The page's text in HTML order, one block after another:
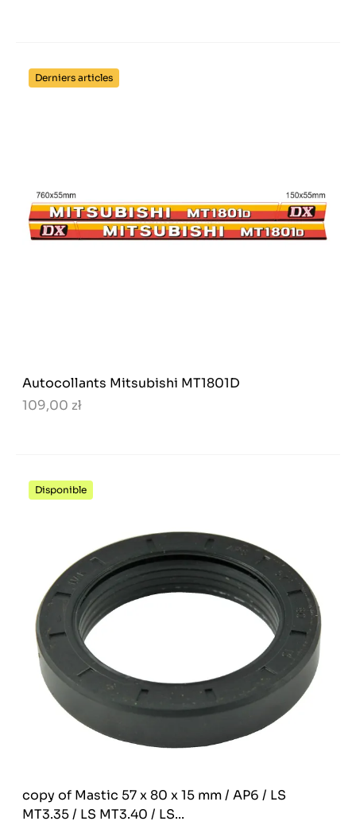
Derniers articles
Autocollants Mitsubishi MT1801D
109,00 zł
Disponible
copy of Mastic 57 x 80 x 15 mm / AP6 / LS
MT3.35 / LS MT3.40 / LS...